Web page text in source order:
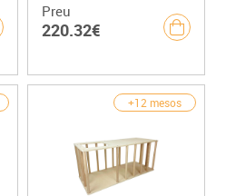
Preu
220.32€
+12 mesos